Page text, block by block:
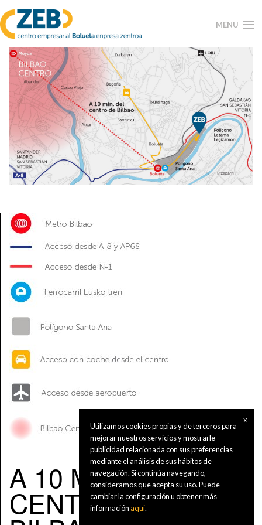
MENU
Inicio
Alquiler de naves Industriales
Alquiler de oficinas
Galería
Localización
A 10 MIN. DEL
CENTRO DE
x
Utilizamos cookies propias y de terceros para
mejorar nuestros servicios y mostrarle
publicidad relacionada con sus preferencias
mediante el análisis de sus hábitos de
navegación. Si continúa navegando,
consideramos que acepta su uso. Puede
cambiar la configuración u obtener más
informaciónaqui.